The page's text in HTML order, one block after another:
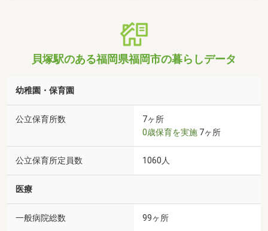
貝塚駅のある福岡県福岡市の暮らしデータ
幼稚園・保育園
公立保育所数
7ヶ所
0歳保育を実施 7ヶ所
公立保育所定員数 1060人
医療
一般病院総数 99ヶ所